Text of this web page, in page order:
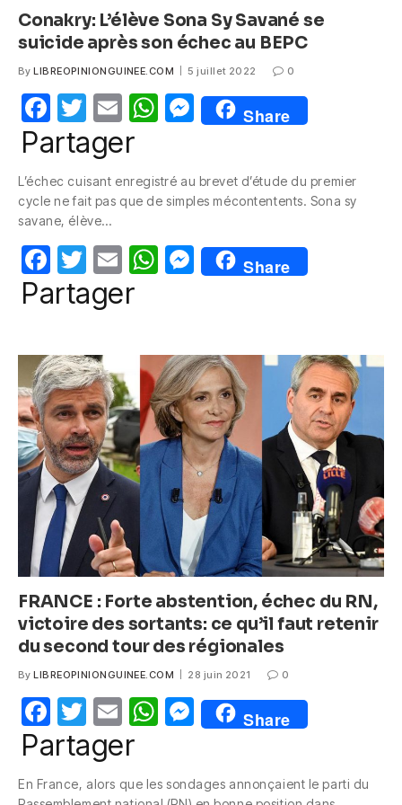
Conakry: L’élève Sona Sy Savané se
suicide après son échec au BEPC
By LIBREOPINIONGUINEE.COM 5 juillet 2022 0
F
a
e
b
o
o
k
T
w
itt
er
E
m
W
s
p
p
M
e
e
g
er
Share
Partager
L’échec cuisant enregistré au brevet d’étude du premier
cycle ne fait pas que de simples mécontentents. Sona sy
savane, élève…
F
a
b
o
o
k
T
w
itt
E
m
W
A
p
p
M
e
n
g
er
Share
Partager
FRANCE : Forte abstention, échec du RN,
victoire des sortants: ce qu’il faut retenir
du second tour des régionales
By LIBREOPINIONGUINEE.COM 28 juin 2021 0
F
a
e
T
w
itt
er
E
m
W
s
M
e
e
Share
Partager
En France, alors que les sondages annonçaient le parti du